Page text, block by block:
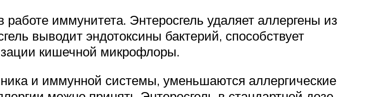
иммунитета. Энтеросгель удаляет аллергены из
выводит эндотоксины бактерий, способствует
кишечной микрофлоры.
и иммунной системы, уменьшаются аллергические